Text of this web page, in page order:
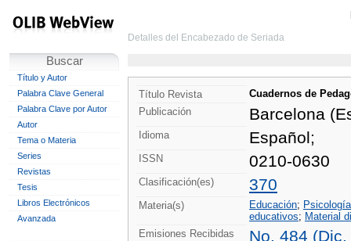
Buscar
Título y Autor
Palabra Clave General
Palabra Clave por Autor
Autor
Tema o Materia
Series
Revistas
Tesis
Libros Electrónicos
Avanzada
Detalles del Encabezado de Seriada
Título Revista
Cuadernos de
Publicación
Barcelona
Idioma Español;
ISSN 0210-0630
Clasificación(es) 370
Materia(s) Educación;
educativos; Material
Emisiones Recibidas
No. 484